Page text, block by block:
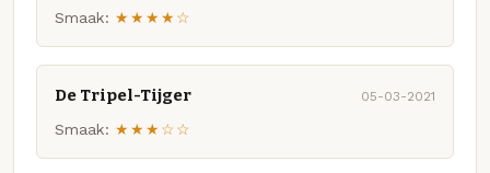
Smaak: ★★★★☆
De Tripel-Tijger 05-03-2021
Smaak: ★★★☆☆